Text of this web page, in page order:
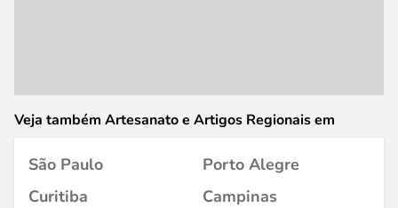
Veja também Artesanato e Artigos Regionais em
São Paulo
Porto Alegre
Curitiba
Campinas